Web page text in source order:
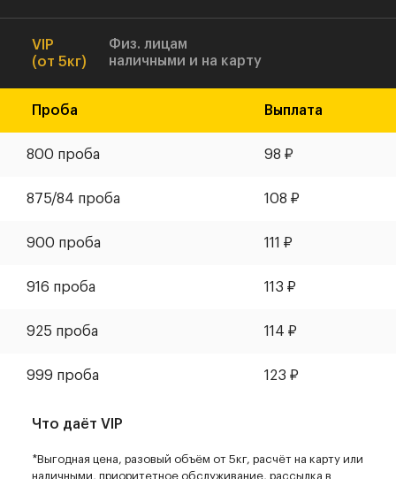
VIP
(от 5кг)
Физ. лицам
наличными и на карту
Проба Выплата
800 проба 98 ₽
875/84 проба 108 ₽
900 проба 111 ₽
916 проба 113 ₽
925 проба 114 ₽
999 проба 123 ₽
Что даёт VIP
*Выгодная цена, разовый объём от 5кг, расчёт на карту или
наличными, приоритетное обслуживание, рассылка в